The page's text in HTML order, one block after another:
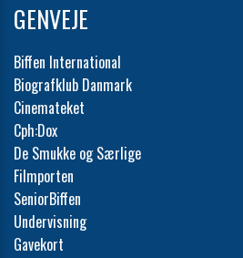
GENVEJE
Biffen International
Biografklub Danmark
Cinemateket
Cph:Dox
De Smukke og Særlige
Filmporten
SeniorBiffen
Undervisning
Gavekort